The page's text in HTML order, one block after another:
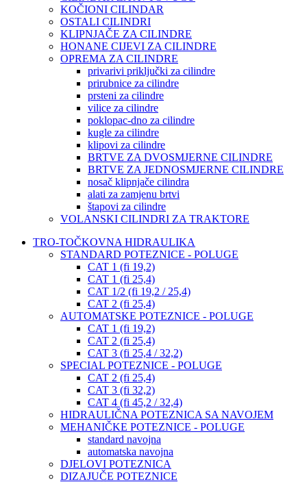
KOČIONI CILINDAR
OSTALI CILINDRI
KLIPNJAČE ZA CILINDRE
HONANE CIJEVI ZA CILINDRE
OPREMA ZA CILINDRE
privarivi priključki za cilindre
prirubnice za cilindre
prsteni za cilindre
vilice za cilindre
poklopac-dno za cilindre
kugle za cilindre
klipovi za cilindre
BRTVE ZA DVOSMJERNE CILINDRE
BRTVE ZA JEDNOSMJERNE CILINDRE
nosač klipnjače cilindra
alati za zamjenu brtvi
štapovi za cilindre
VOLANSKI CILINDRI ZA TRAKTORE
TRO-TOČKOVNA HIDRAULIKA
STANDARD POTEZNICE - POLUGE
CAT 1 (fi 19,2)
CAT 1 (fi 25,4)
CAT 1/2 (fi 19,2 / 25,4)
CAT 2 (fi 25,4)
AUTOMATSKE POTEZNICE - POLUGE
CAT 1 (fi 19,2)
CAT 2 (fi 25,4)
CAT 3 (fi 25,4 / 32,2)
SPECIAL POTEZNICE - POLUGE
CAT 2 (fi 25,4)
CAT 3 (fi 32,2)
CAT 4 (fi 45,2 / 32,4)
HIDRAULIČNA POTEZNICA SA NAVOJEM
MEHANIČKE POTEZNICE - POLUGE
standard navojna
automatska navojna
DJELOVI POTEZNICA
DIZAJUČE POTEZNICE